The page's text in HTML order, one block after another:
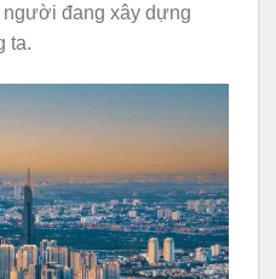
đang xây dựng
ta.